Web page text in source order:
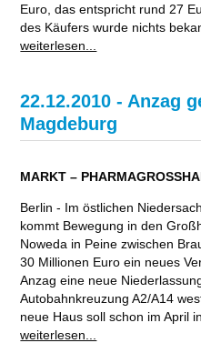
Euro, das entspricht rund 27
des Käufers wurde nichts
weiterlesen...
22.12.2010 - Anzag
Magdeburg
MARKT –
Berlin - Im östlichen
kommt Bewegung in den
Noweda in Peine zwischen
30 Millionen Euro ein neues
Anzag eine neue
Autobahnkreuzung A2/A14
neue Haus soll schon im April
weiterlesen...